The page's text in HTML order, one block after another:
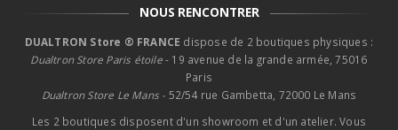
NOUS RENCONTRER
DUALTRON Store ® FRANCE dispose de 2 boutiques physiques :
Dualtron Store Paris étoile- 19 avenue de la grande armée, 75016
Paris
Dualtron Store Le Mans - 52/54 rue Gambetta, 72000 Le Mans
Les 2 boutiques disposent d'un showroom et d'un atelier. Vous